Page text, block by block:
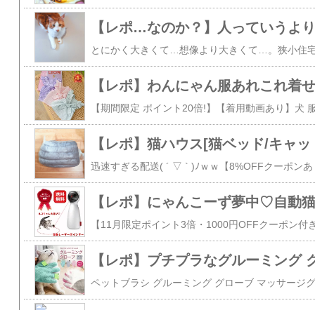
【レポ】にゃんこーず夢中♡自動
【レポ】プチプラなグルーミング